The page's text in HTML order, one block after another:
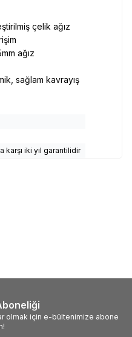
çelik ağız
ağız
sağlam kavrayış
karşı iki yıl garantilidir
olmak için e-bültenimize abone